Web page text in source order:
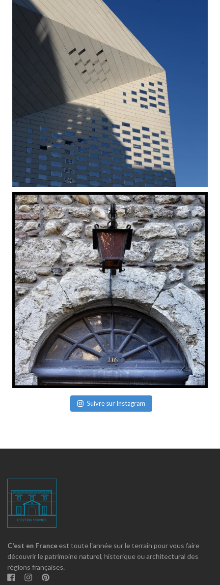
Suivre sur Instagram
C'est en France est toute l'année sur le terrain pour vous faire
découvrir le patrimoine naturel, historique ou architectural des
régions françaises.